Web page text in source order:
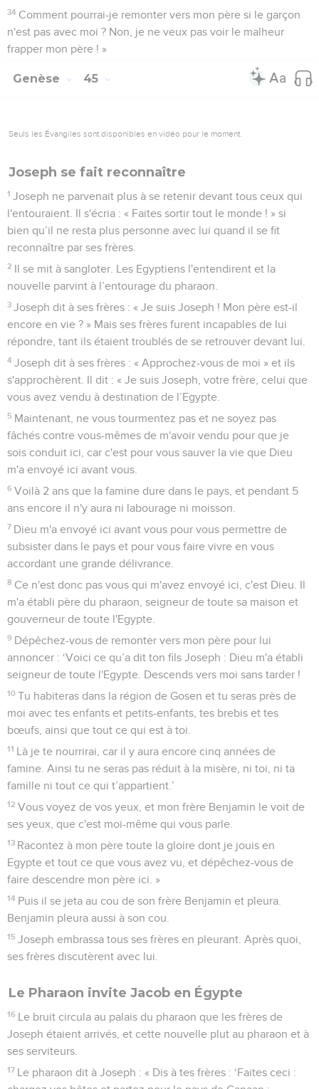
34 Comment pourrai-je remonter vers mon père si le garçon
n'est pas avec moi ? Non, je ne veux pas voir le malheur
frapper mon père ! »
Genèse 45
Seuls les Évangiles sont disponibles en vidéo pour le moment.
Joseph se fait reconnaître
1 Joseph ne parvenait plus à se retenir devant tous ceux qui
l'entouraient. Il s'écria : « Faites sortir tout le monde ! » si
bien qu’il ne resta plus personne avec lui quand il se fit
reconnaître par ses frères.
2 Il se mit à sangloter. Les Egyptiens l'entendirent et la
nouvelle parvint à l’entourage du pharaon.
3 Joseph dit à ses frères : « Je suis Joseph ! Mon père est-il
encore en vie ? » Mais ses frères furent incapables de lui
répondre, tant ils étaient troublés de se retrouver devant lui.
4 Joseph dit à ses frères : « Approchez-vous de moi » et ils
s'approchèrent. Il dit : « Je suis Joseph, votre frère, celui que
vous avez vendu à destination de l’Egypte.
5 Maintenant, ne vous tourmentez pas et ne soyez pas
fâchés contre vous-mêmes de m'avoir vendu pour que je
sois conduit ici, car c'est pour vous sauver la vie que Dieu
m'a envoyé ici avant vous.
6 Voilà 2 ans que la famine dure dans le pays, et pendant 5
ans encore il n'y aura ni labourage ni moisson.
7 Dieu m'a envoyé ici avant vous pour vous permettre de
subsister dans le pays et pour vous faire vivre en vous
accordant une grande délivrance.
8 Ce n'est donc pas vous qui m'avez envoyé ici, c'est Dieu. Il
m'a établi père du pharaon, seigneur de toute sa maison et
gouverneur de toute l'Egypte.
9 Dépêchez-vous de remonter vers mon père pour lui
annoncer : ‘Voici ce qu’a dit ton fils Joseph : Dieu m'a établi
seigneur de toute l'Egypte. Descends vers moi sans tarder !
10 Tu habiteras dans la région de Gosen et tu seras près de
moi avec tes enfants et petits-enfants, tes brebis et tes
bœufs, ainsi que tout ce qui est à toi.
11 Là je te nourrirai, car il y aura encore cinq années de
famine. Ainsi tu ne seras pas réduit à la misère, ni toi, ni ta
famille ni tout ce qui t’appartient.’
12 Vous voyez de vos yeux, et mon frère Benjamin le voit de
ses yeux, que c'est moi-même qui vous parle.
13 Racontez à mon père toute la gloire dont je jouis en
Egypte et tout ce que vous avez vu, et dépêchez-vous de
faire descendre mon père ici. »
14 Puis il se jeta au cou de son frère Benjamin et pleura.
Benjamin pleura aussi à son cou.
15 Joseph embrassa tous ses frères en pleurant. Après quoi,
ses frères discutèrent avec lui.
Le Pharaon invite Jacob en Égypte
16 Le bruit circula au palais du pharaon que les frères de
Joseph étaient arrivés, et cette nouvelle plut au pharaon et à
ses serviteurs.
17 Le pharaon dit à Joseph : « Dis à tes frères : ‘Faites ceci :